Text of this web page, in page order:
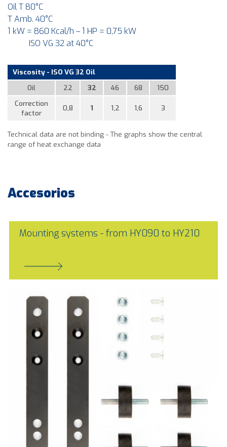
Oil T 80°C
T Amb. 40°C
1 kW = 860 Kcal/h – 1 HP = 0,75 kW
ISO VG 32 at 40°C
Viscosity - ISO VG 32 Oil
Oil
22 32 46 68
150
Correction
factor
0,8 1 1,2 1,6 3
Technical data are not binding - The graphs show the central
range of heat exchange data
Accesorios
Mounting systems - from HY090 to HY210